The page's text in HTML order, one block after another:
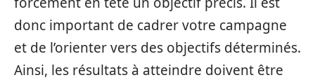
donc important de cadrer votre campagne
et de l’orienter vers des objectifs déterminés.
Ainsi, les résultats à atteindre doivent être